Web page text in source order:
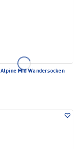
Alpine Mid Wandersocken